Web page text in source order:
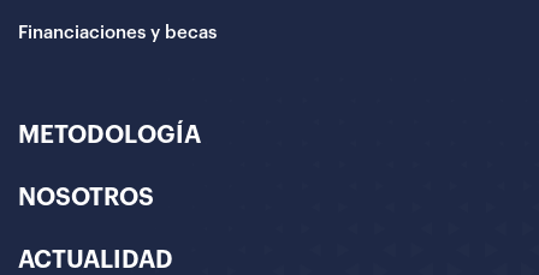
Financiaciones y becas
METODOLOGÍA
NOSOTROS
ACTUALIDAD